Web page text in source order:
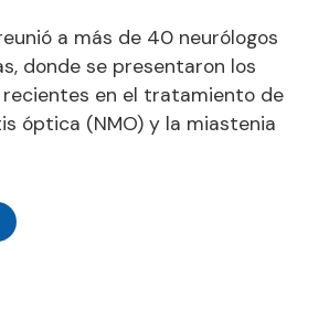
a más de 40 neurólogos
donde se presentaron los
recientes en el tratamiento de
óptica (NMO) y la miastenia